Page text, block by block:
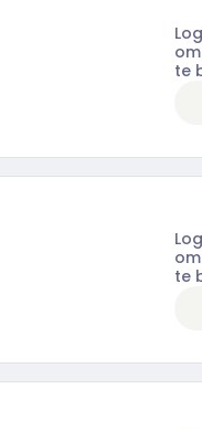
te
te